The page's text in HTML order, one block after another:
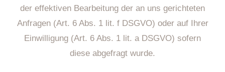
der effektiven Bearbeitung der an uns gerichteten
Anfragen (Art. 6 Abs. 1 lit. f DSGVO) oder auf Ihrer
Einwilligung (Art. 6 Abs. 1 lit. a DSGVO) sofern
diese abgefragt wurde.